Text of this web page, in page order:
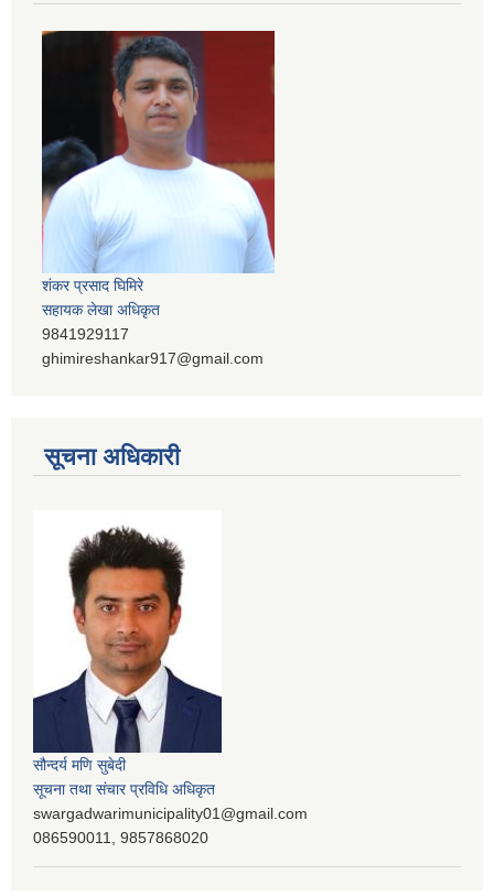
शंकर प्रसाद घिमिरे
सहायक लेखा अधिकृत
9841929117
ghimireshankar917@gmail.com
सूचना अधिकारी
सौन्दर्य मणि सुबेदी
सूचना तथा संचार प्रविधि अधिकृत
swargadwarimunicipality01@gmail.com
086590011, 9857868020